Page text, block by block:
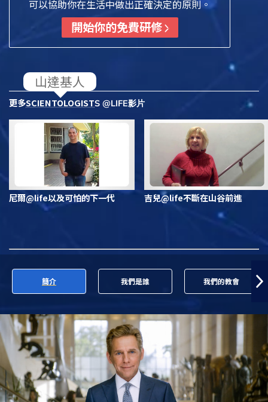
可以協助你在生活中做出正確決定的原則。
開始你的免費研修
更多SCIENTOLOGISTS @LIFE影片
尼爾@life以及可怕的下一代 吉兒@life不斷在山谷前進
簡介 我們是誰 我們的教會